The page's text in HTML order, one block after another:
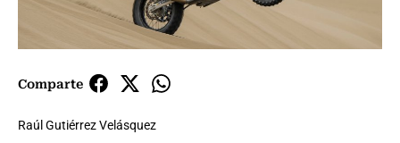
Comparte
Raúl Gutiérrez Velásquez